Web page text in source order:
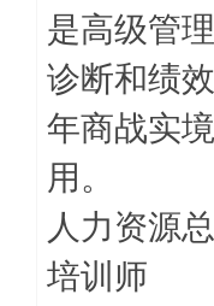
是高级管
诊断和绩
年商战实
用。
人力资源
培训师